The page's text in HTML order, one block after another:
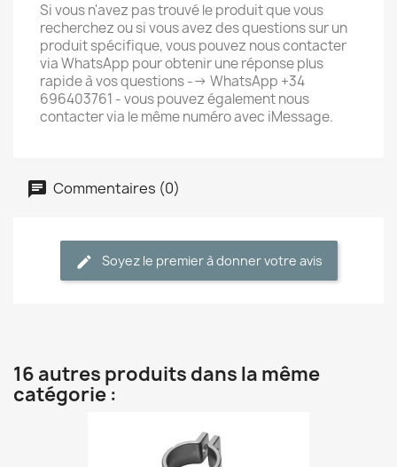
Si vous n'avez pas trouvé le produit que vous
recherchez ou si vous avez des questions sur un
produit spécifique, vous pouvez nous contacter
via WhatsApp pour obtenir une réponse plus
rapide à vos questions --> WhatsApp +34
696403761 - vous pouvez également nous
contacter via le même numéro avec iMessage.
Commentaires (0)
Soyez le premier à donner votre avis
16 autres produits dans la même
catégorie :